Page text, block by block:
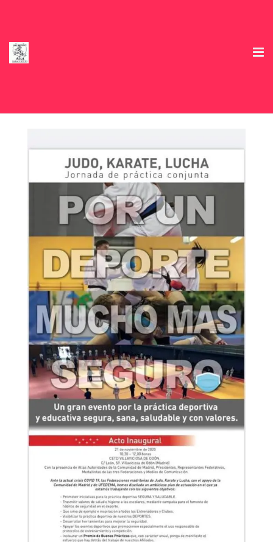
Horarios
Información e Inscripciones temporada 2026/27
Ofertas Colaboradores